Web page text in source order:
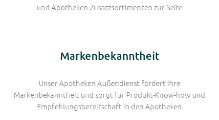
und Apotheken-Zusatzsortimenten zur Seite
Markenbekanntheit
Unser Apotheken Außendienst fördert Ihre
Markenbekanntheit und sorgt für Produkt-Know-how und
Empfehlungsbereitschaft in den Apotheken